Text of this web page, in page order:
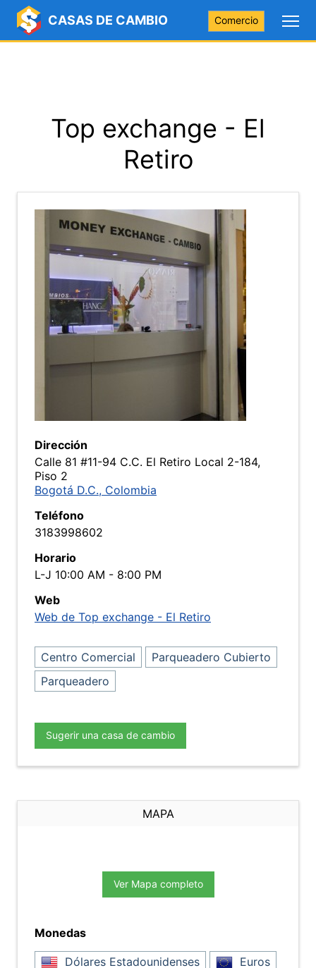
CASAS DE CAMBIO Comercio
Top exchange - El
Retiro
Dirección
Calle 81 #11-94 C.C. El Retiro Local 2-184,
Piso 2
Bogotá D.C., Colombia
Teléfono
3183998602
Horario
L-J 10:00 AM - 8:00 PM
Web
Web de Top exchange - El Retiro
Centro Comercial
Parqueadero Cubierto
Parqueadero
Sugerir una casa de cambio
MAPA
Ver Mapa completo
Monedas
Dólares Estadounidenses
Euros